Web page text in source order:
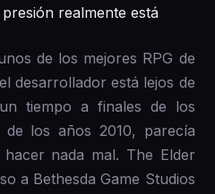
realmente está
de los mejores RPG de
desarrollador está lejos de
tiempo a finales de los
los años 2010, parecía
nada mal. The Elder
a Bethesda Game Studios